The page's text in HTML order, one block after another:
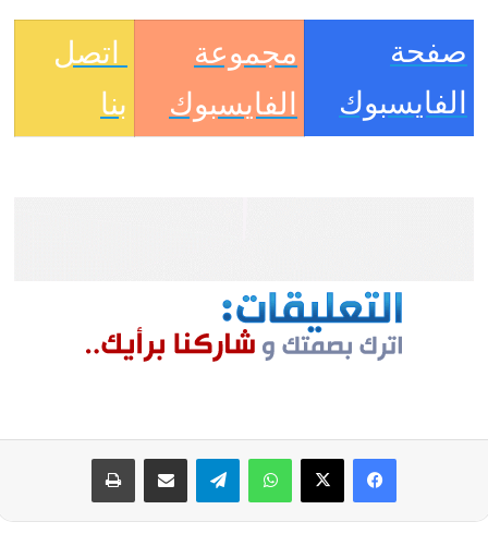
صفحة
الفايسبوك
مجموعة
الفايسبوك
اتصل
بنا
فيسبوك
‫X واتسابتيلقراممشاركة عبر البريد طباعة